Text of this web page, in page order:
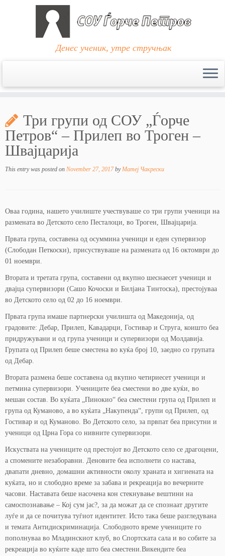
content
Денес ученик, утре стручњак
Три групи од СОУ „Ѓорче
Петров“ – Прилеп во Троген –
Швајцарија
This entry was posted on November 27, 2017 byМатеј Чакрески
Оваа година, нашето училиште учествуваше со три групи ученици на
размената во Детското село Песталоци, во Троген, Швајцарија.
Првата група, составена од осуммина ученици и еден супервизор
(Слободан Петкоски), присуствуваше на размената од 16 октомври до
01 ноември.
Втората и третата група, составени од вкупно шеснаесет ученици и
двајца супервизори (Сашо Кочоски и Билјана Тинтоска), престојуваа
во Детското село од 02 до 16 ноември.
Првата група имаше партнерски училишта од Македонија, од
градовите: Дебар, Прилеп, Кавадарци, Гостивар и Струга, коишто беа
придружувани и од група ученици и супервизори од Молдавија.
Групата од Прилеп беше сместена во куќа број 10, заедно со групата
од Дебар.
Втората размена беше составена од вкупно четириесет ученици и
петмина супервизори. Учениците беа сместени во две куќи, во
мешан состав. Во куќата „Пинокио“ беа сместени група од Прилеп и
група од Куманово, а во куќата „Накупенда“, групи од Прилеп, од
Гостивар и од Куманово. Во Детското село, за првпат беа присутни и
ученици од Црна Гора со нивните супервизори.
Искуствата на учениците од престојот во Детското село се драгоцени,
а спомените незаборавни. Деновите беа исполнети со настава,
двапати дневно, домашни активности околу храната и хигиената на
куќата, но и слободно време за забава и рекреација во вечерните
часови. Наставата беше насочена кон стекнување вештини на
самоспознавање – Кој сум јас?, за да можат да се спознаат другите
луѓе и да се почитува туѓиот идентитет. Исто така беше разгледувана
и темата Антидискриминација. Слободното време учениците го
пополнуваа во Младинскиот клуб, во Спортската сала и во собите за
рекреација во куќите каде што беа сместени.Викендите беа